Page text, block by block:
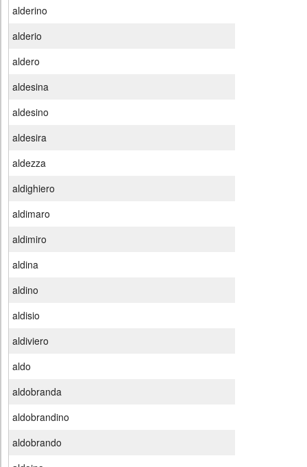
alderino
alderio
aldero
aldesina
aldesino
aldesira
aldezza
aldighiero
aldimaro
aldimiro
aldina
aldino
aldisio
aldiviero
aldo
aldobranda
aldobrandino
aldobrando